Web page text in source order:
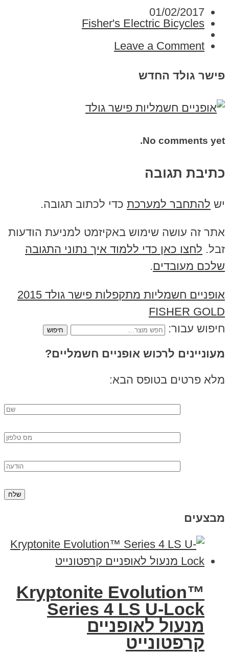
01/02/2017
Fisher's Electric Bicycles
Leave a Comment
פישר גולד החדש
No comments yet.
כתיבת תגובה
יש להתחבר למערכת כדי לכתוב תגובה.
אתר זה עושה שימוש באקיזמט למניעת הודעות
זבל. לחצו כאן כדי ללמוד איך נתוני התגובה
שלכם מעובדים.
אופניים חשמליות מתקפלות פישר גולד 2015
FISHER GOLD
חיפוש עבור:
מעוניינים לרכוש אופניים חשמליים?
מלא פרטים בטופס הבא:
מבצעים
Kryptonite Evolution™
Series 4 LS U-Lock
מנעול לאופניים
קרפטונייט